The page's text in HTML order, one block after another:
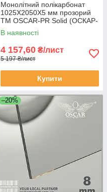
Монолітний полікарбонат
1025Х2050Х5 мм прозорий
TM OSCAR-PR Solid (ОСКАР-
Преміум) Сербія
В наявності
4 157,60 ₴/лист
5 197 ₴/лист
Купити
–20%